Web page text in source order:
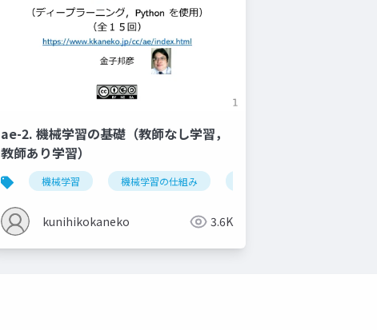
情報とデータ データの種類 オープンデータ
ae-2. 機械学習の基礎（教師なし学習，
教師あり学習）
機械学習 機械学習の仕組み
kunihikokaneko 3.6K